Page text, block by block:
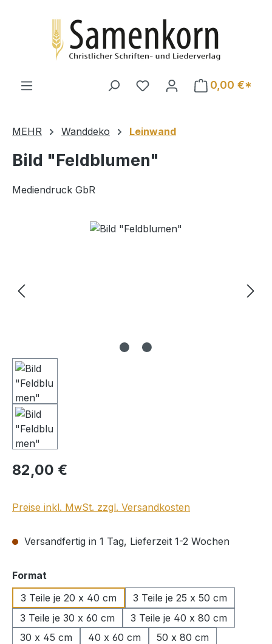
0,00 €*
MEHR Wanddeko Leinwand
Bild "Feldblumen"
Mediendruck GbR
Bildergalerie überspringen
Regulärer Preis:
82,00 €
Preise inkl. MwSt. zzgl. Versandkosten
Versandfertig in 1 Tag, Lieferzeit 1-2 Wochen
Format
3 Teile je 20 x 40 cm
3 Teile je 25 x 50 cm
3 Teile je 30 x 60 cm
3 Teile je 40 x 80 cm
30 x 45 cm
40 x 60 cm
50 x 80 cm